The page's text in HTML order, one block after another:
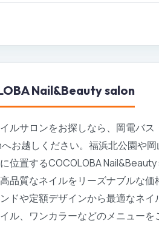
Nail&Beauty salon
ルサロンをお探しなら、岡電バ
お越しください。福浜北公園や
位置するCOCOLOBA
品質なネイルをリーズナブルな
ドや定額デザインから最適なネ
ル、ワンカラーなどのメニュー